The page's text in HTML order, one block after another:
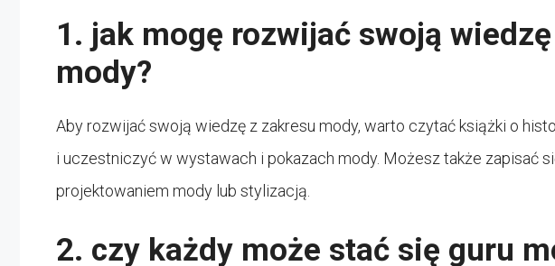
1. jak mogę rozwijać swoją
mody?
Aby rozwijać swoją wiedzę z zakresu mody, warto czytać książki o
i uczestniczyć w wystawach i pokazach mody. Możesz także zapisać
projektowaniem mody lub stylizacją.
2. czy każdy może stać się guru